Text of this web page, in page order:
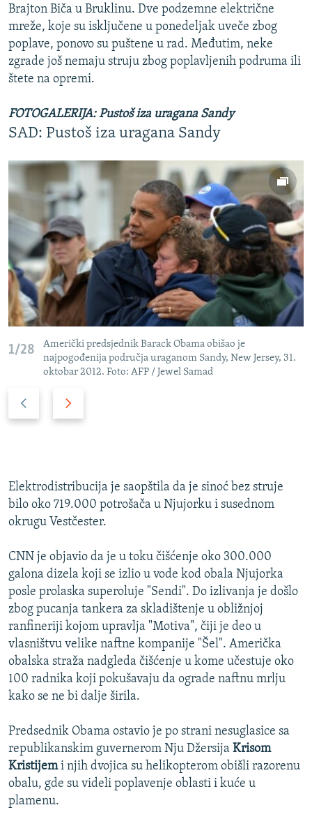
Brajton Biča u Bruklinu. Dve podzemne električne
mreže, koje su isključene u ponedeljak uveče zbog
poplave, ponovo su puštene u rad. Međutim, neke
zgrade još nemaju struju zbog poplavljenih podruma ili
štete na opremi.
FOTOGALERIJA: Pustoš iza uragana Sandy
SAD: Pustoš iza uragana Sandy
1/28
Američki predsjednik Barack Obama obišao je
najpogođenija područja uraganom Sandy, New Jersey, 31.
oktobar 2012. Foto: AFP / Jewel Samad
o
d
n
s
l
a
j
d
n
i
s
a
j
d
Elektrodistribucija je saopštila da je sinoć bez struje
bilo oko 719.000 potrošača u Njujorku i susednom
okrugu Vestčester.
CNN je objavio da je u toku čišćenje oko 300.000
galona dizela koji se izlio u vode kod obala Njujorka
posle prolaska superoluje "Sendi". Do izlivanja je došlo
zbog pucanja tankera za skladištenje u obližnjoj
ranfineriji kojom upravlja "Motiva", čiji je deo u
vlasništvu velike naftne kompanije "Šel". Američka
obalska straža nadgleda čišćenje u kome učestuje oko
100 radnika koji pokušavaju da ograde naftnu mrlju
kako se ne bi dalje širila.
Predsednik Obama ostavio je po strani nesuglasice sa
republikanskim guvernerom Nju Džersija Krisom
Kristijemi njih dvojica su helikopterom obišli razorenu
obalu, gde su videli poplavenje oblasti i kuće u
plamenu.